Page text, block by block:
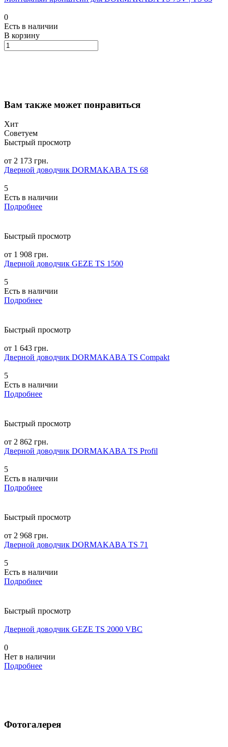
0
Есть в наличии
В корзину
Вам также может понравиться
Хит
Советуем
Быстрый просмотр
от 2 173 грн.
Дверной доводчик DORMAKABA TS 68
5
Есть в наличии
Подробнее
Быстрый просмотр
от 1 908 грн.
Дверной доводчик GEZE TS 1500
5
Есть в наличии
Подробнее
Быстрый просмотр
от 1 643 грн.
Дверной доводчик DORMAKABA TS Compakt
5
Есть в наличии
Подробнее
Быстрый просмотр
от 2 862 грн.
Дверной доводчик DORMAKABA TS Profil
5
Есть в наличии
Подробнее
Быстрый просмотр
от 2 968 грн.
Дверной доводчик DORMAKABA TS 71
5
Есть в наличии
Подробнее
Быстрый просмотр
Дверной доводчик GEZE TS 2000 VBC
0
Нет в наличии
Подробнее
Фотогалерея